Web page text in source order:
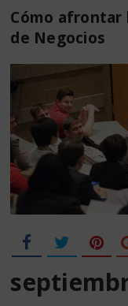
Cómo afrontar
de Negocios